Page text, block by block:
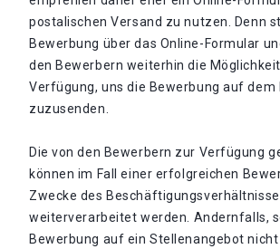
postalischen Versand zu nutzen. Denn
Bewerbung über das Online-Formular
den Bewerbern weiterhin die
Verfügung, uns die Bewerbung auf dem
zuzusenden.
Die von den Bewerbern zur Verfügung
können im Fall einer erfolgreichen
Zwecke des
weiterverarbeitet werden. Andernfalls,
Bewerbung auf ein Stellenangebot